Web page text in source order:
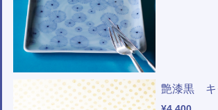
艶漆黒 キ